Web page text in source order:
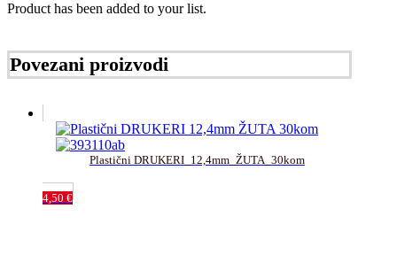
Product has been added to your list.
Povezani proizvodi
Plastični DRUKERI_12,4mm_ŽUTA_30kom
4,50 €